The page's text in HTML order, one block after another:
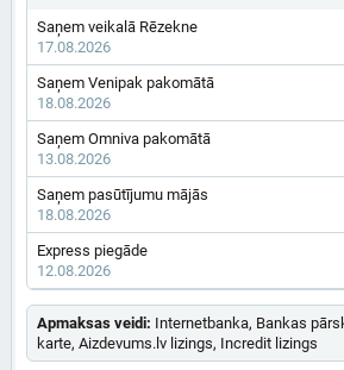
Saņem veikalā Rēzekne
17.08.2026
Saņem Venipak pakomātā
18.08.2026
Saņem Omniva pakomātā
13.08.2026
Saņem pasūtījumu mājās
18.08.2026
Express piegāde
12.08.2026
Apmaksas veidi: Internetbanka, Bankas
karte, Aizdevums.lv lizings, Incredit lizings